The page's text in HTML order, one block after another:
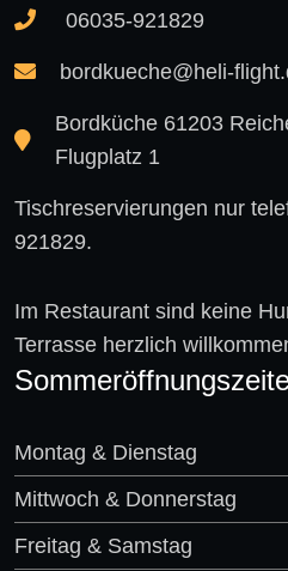
06035-921829
bordkueche@heli-
Bordküche 61203
Flugplatz 1
Tischreservierungen nur
921829.
Im Restaurant sind keine
Terrasse herzlich
Montag & Dienstag
Mittwoch & Donnerstag
Freitag & Samstag